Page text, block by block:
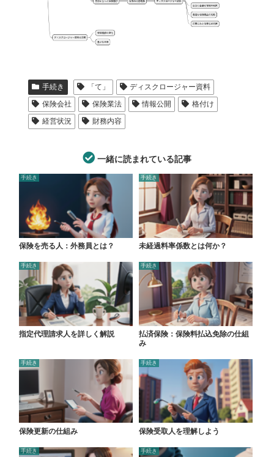
手続き 「て」
ディスクロージャー資料
保険会社
保険業法 情報公開
格付け
経営状況
財務内容
一緒に読まれている記事
手続き
保険を売る人：外務員とは？
手続き
未経過料率係数とは何か？
手続き
指定代理請求人を詳しく解説
手続き
払済保険：保険料払込免除の仕組
み
手続き
保険更新の仕組み
手続き
保険受取人を理解しよう
手続き 手続き